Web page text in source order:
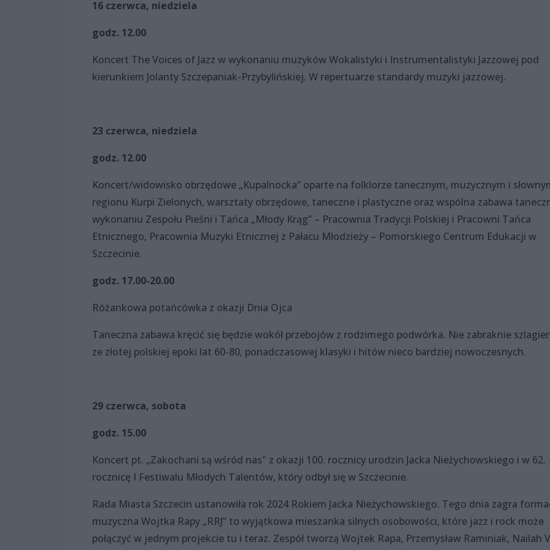
16 czerwca, niedziela
godz. 12.00
Koncert The Voices of Jazz w wykonaniu muzyków Wokalistyki i Instrumentalistyki Jazzowej pod
kierunkiem Jolanty Szczepaniak-Przybylińskiej. W repertuarze standardy muzyki jazzowej.
23 czerwca, niedziela
godz. 12.00
Koncert/widowisko obrzędowe „Kupalnocka” oparte na folklorze tanecznym, muzycznym i
regionu Kurpi Zielonych, warsztaty obrzędowe, taneczne i plastyczne oraz wspólna zabawa
wykonaniu Zespołu Pieśni i Tańca „Młody Krąg” – Pracownia Tradycji Polskiej i Pracowni Tańca
Etnicznego, Pracownia Muzyki Etnicznej z Pałacu Młodzieży – Pomorskiego Centrum Edukacji w
Szczecinie.
godz. 17.00-20.00
Różankowa potańcówka z okazji Dnia Ojca
Taneczna zabawa kręcić się będzie wokół przebojów z rodzimego podwórka. Nie zabraknie
ze złotej polskiej epoki lat 60-80, ponadczasowej klasyki i hitów nieco bardziej nowoczesnych.
29 czerwca, sobota
godz. 15.00
Koncert pt. „Zakochani są wśród nas" z okazji 100. rocznicy urodzin Jacka Nieżychowskiego i w 62.
rocznicę I Festiwalu Młodych Talentów, który odbył się w Szczecinie.
Rada Miasta Szczecin ustanowiła rok 2024 Rokiem Jacka Nieżychowskiego. Tego dnia zagra
muzyczna Wojtka Rapy „RRJ” to wyjątkowa mieszanka silnych osobowości, które jazz i rock może
połączyć w jednym projekcie tu i teraz. Zespół tworzą Wojtek Rapa, Przemysław Raminiak, Nailah